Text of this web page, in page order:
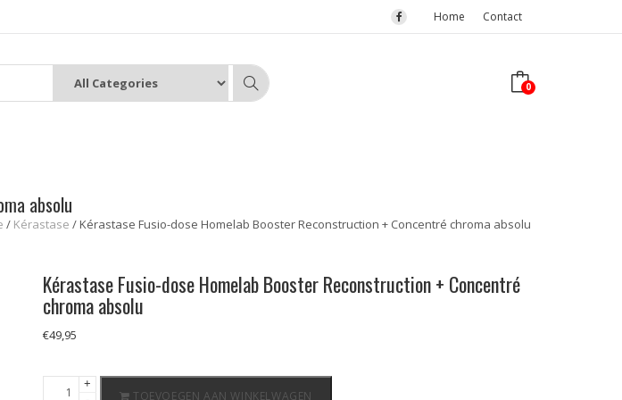
Home Contact
0
absolu
/ Kérastase / Kérastase Fusio-dose Homelab Booster Reconstruction + Concentré chroma absolu
Kérastase Fusio-dose Homelab Booster Reconstruction + Concentré
chroma absolu
€49,95
Kérastase
+
TOEVOEGEN AAN WINKELWAGEN